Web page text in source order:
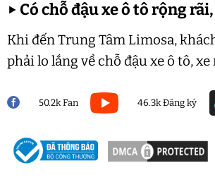
▶ Có chỗ đậu xe ô tô rộng
Khi đến Trung Tâm Limosa,
phải lo lắng về chỗ đậu xe ô tô, xe
50.2k Fan 46.3k Đăng ký